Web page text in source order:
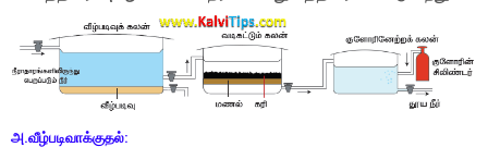
அ.வீழ்படிவாக்குதல்: